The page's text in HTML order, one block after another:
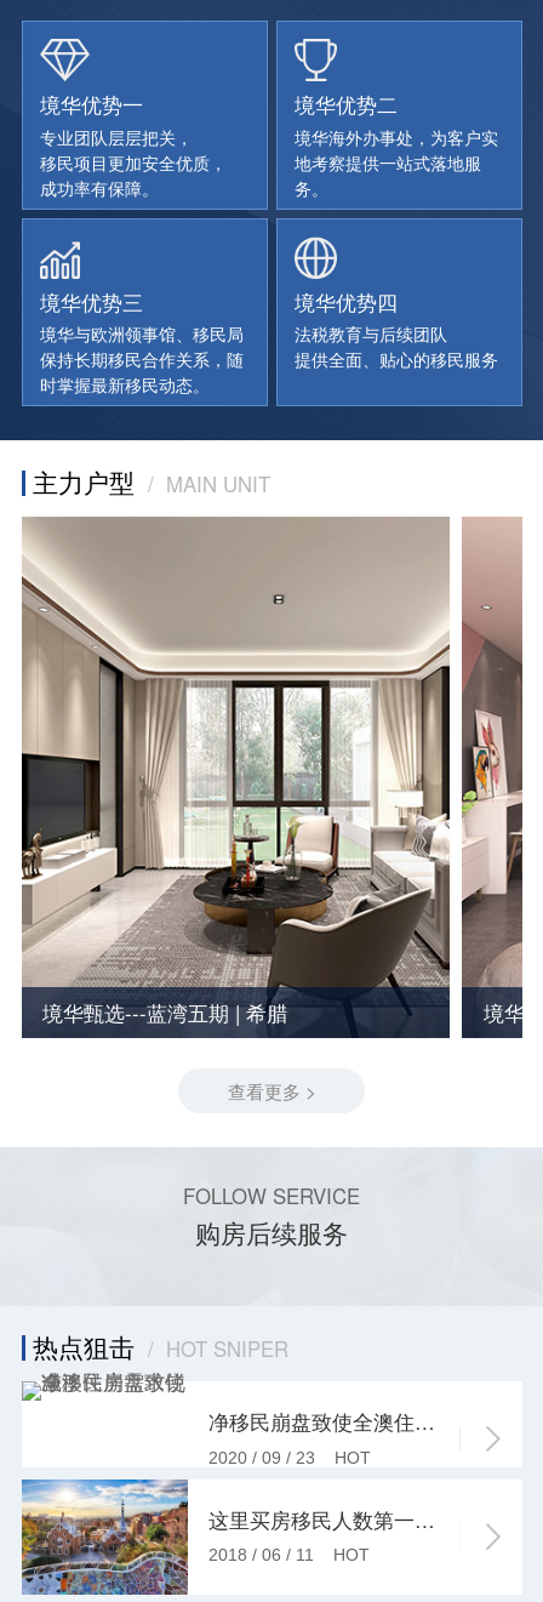
境华优势一
专业团队层层把关，
移民项目更加安全优质，
成功率有保障。
境华优势二
境华海外办事处，为客户实
地考察提供一站式落地服
务。
境华优势三
境华与欧洲领事馆、移民局
保持长期移民合作关系，随
时掌握最新移民动态。
境华优势四
法税教育与后续团队
提供全面、贴心的移民服务
主力户型 / MAIN UNIT
境华甄选---蓝湾五期 | 希腊 境华
查看更多 >
FOLLOW SERVICE
购房后续服务
热点狙击 / HOT SNIPER
净移民崩盘致使全澳住房需求锐减！
2020 / 09 / 23 HOT
这里买房移民人数第一，他们到底赚了多少？-上海境华出入境服务有限公司
2018 / 06 / 11 HOT